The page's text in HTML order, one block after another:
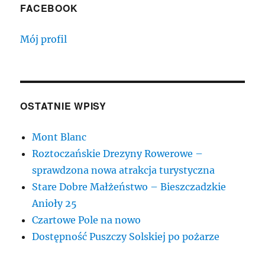
FACEBOOK
Mój profil
OSTATNIE WPISY
Mont Blanc
Roztoczańskie Drezyny Rowerowe –
sprawdzona nowa atrakcja turystyczna
Stare Dobre Małżeństwo – Bieszczadzkie
Anioły 25
Czartowe Pole na nowo
Dostępność Puszczy Solskiej po pożarze